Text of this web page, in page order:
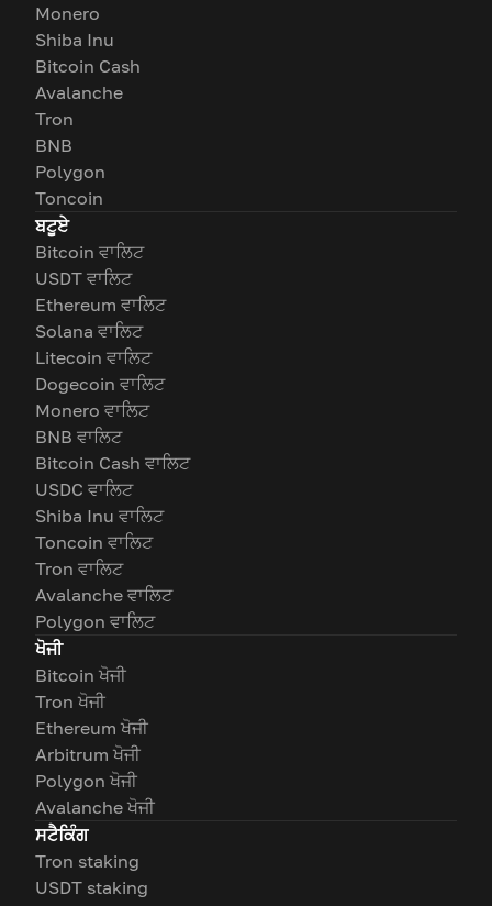
Monero
Shiba Inu
Bitcoin Cash
Avalanche
Tron
BNB
Polygon
Toncoin
ਬਟੂਏ
Bitcoin ਵਾਲਿਟ
USDT ਵਾਲਿਟ
Ethereum ਵਾਲਿਟ
Solana ਵਾਲਿਟ
Litecoin ਵਾਲਿਟ
Dogecoin ਵਾਲਿਟ
Monero ਵਾਲਿਟ
BNB ਵਾਲਿਟ
Bitcoin Cash ਵਾਲਿਟ
USDC ਵਾਲਿਟ
Shiba Inu ਵਾਲਿਟ
Toncoin ਵਾਲਿਟ
Tron ਵਾਲਿਟ
Avalanche ਵਾਲਿਟ
Polygon ਵਾਲਿਟ
ਖੋਜੀ
Bitcoin ਖੋਜੀ
Tron ਖੋਜੀ
Ethereum ਖੋਜੀ
Arbitrum ਖੋਜੀ
Polygon ਖੋਜੀ
Avalanche ਖੋਜੀ
ਸਟੈਕਿੰਗ
Tron staking
USDT staking